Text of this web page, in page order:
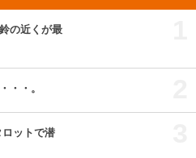
の近くが最
・・。
ットで潜